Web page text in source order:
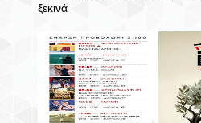
ξεκινά